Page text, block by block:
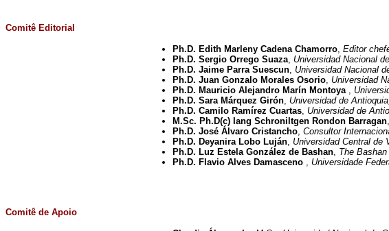
Comitê Editorial
Ph.D. Edith Marleny Cadena Chamorro Editor
Ph.D. Sergio Orrego Suaza Universidad Nacional
Ph.D. Jaime Parra Suescun Universidad Nacional
Ph.D. Juan Gonzalo Morales Osorio Universidad
Ph.D. Mauricio Alejandro Marín Montoya
Ph.D. Sara Márquez Girón Universidad de
Ph.D. Camilo Ramírez Cuartas Universidad de
M.Sc. Ph.D(c) Iang Schroniltgen Rondon Barragan
Ph.D. José Álvaro Cristancho Consultor
Ph.D. Deyanira Lobo Luján Universidad Central de
Ph.D. Luz Estela González de Bashan The
Ph.D. Flavio Alves Damasceno
Universidade
Comitê de Apoio